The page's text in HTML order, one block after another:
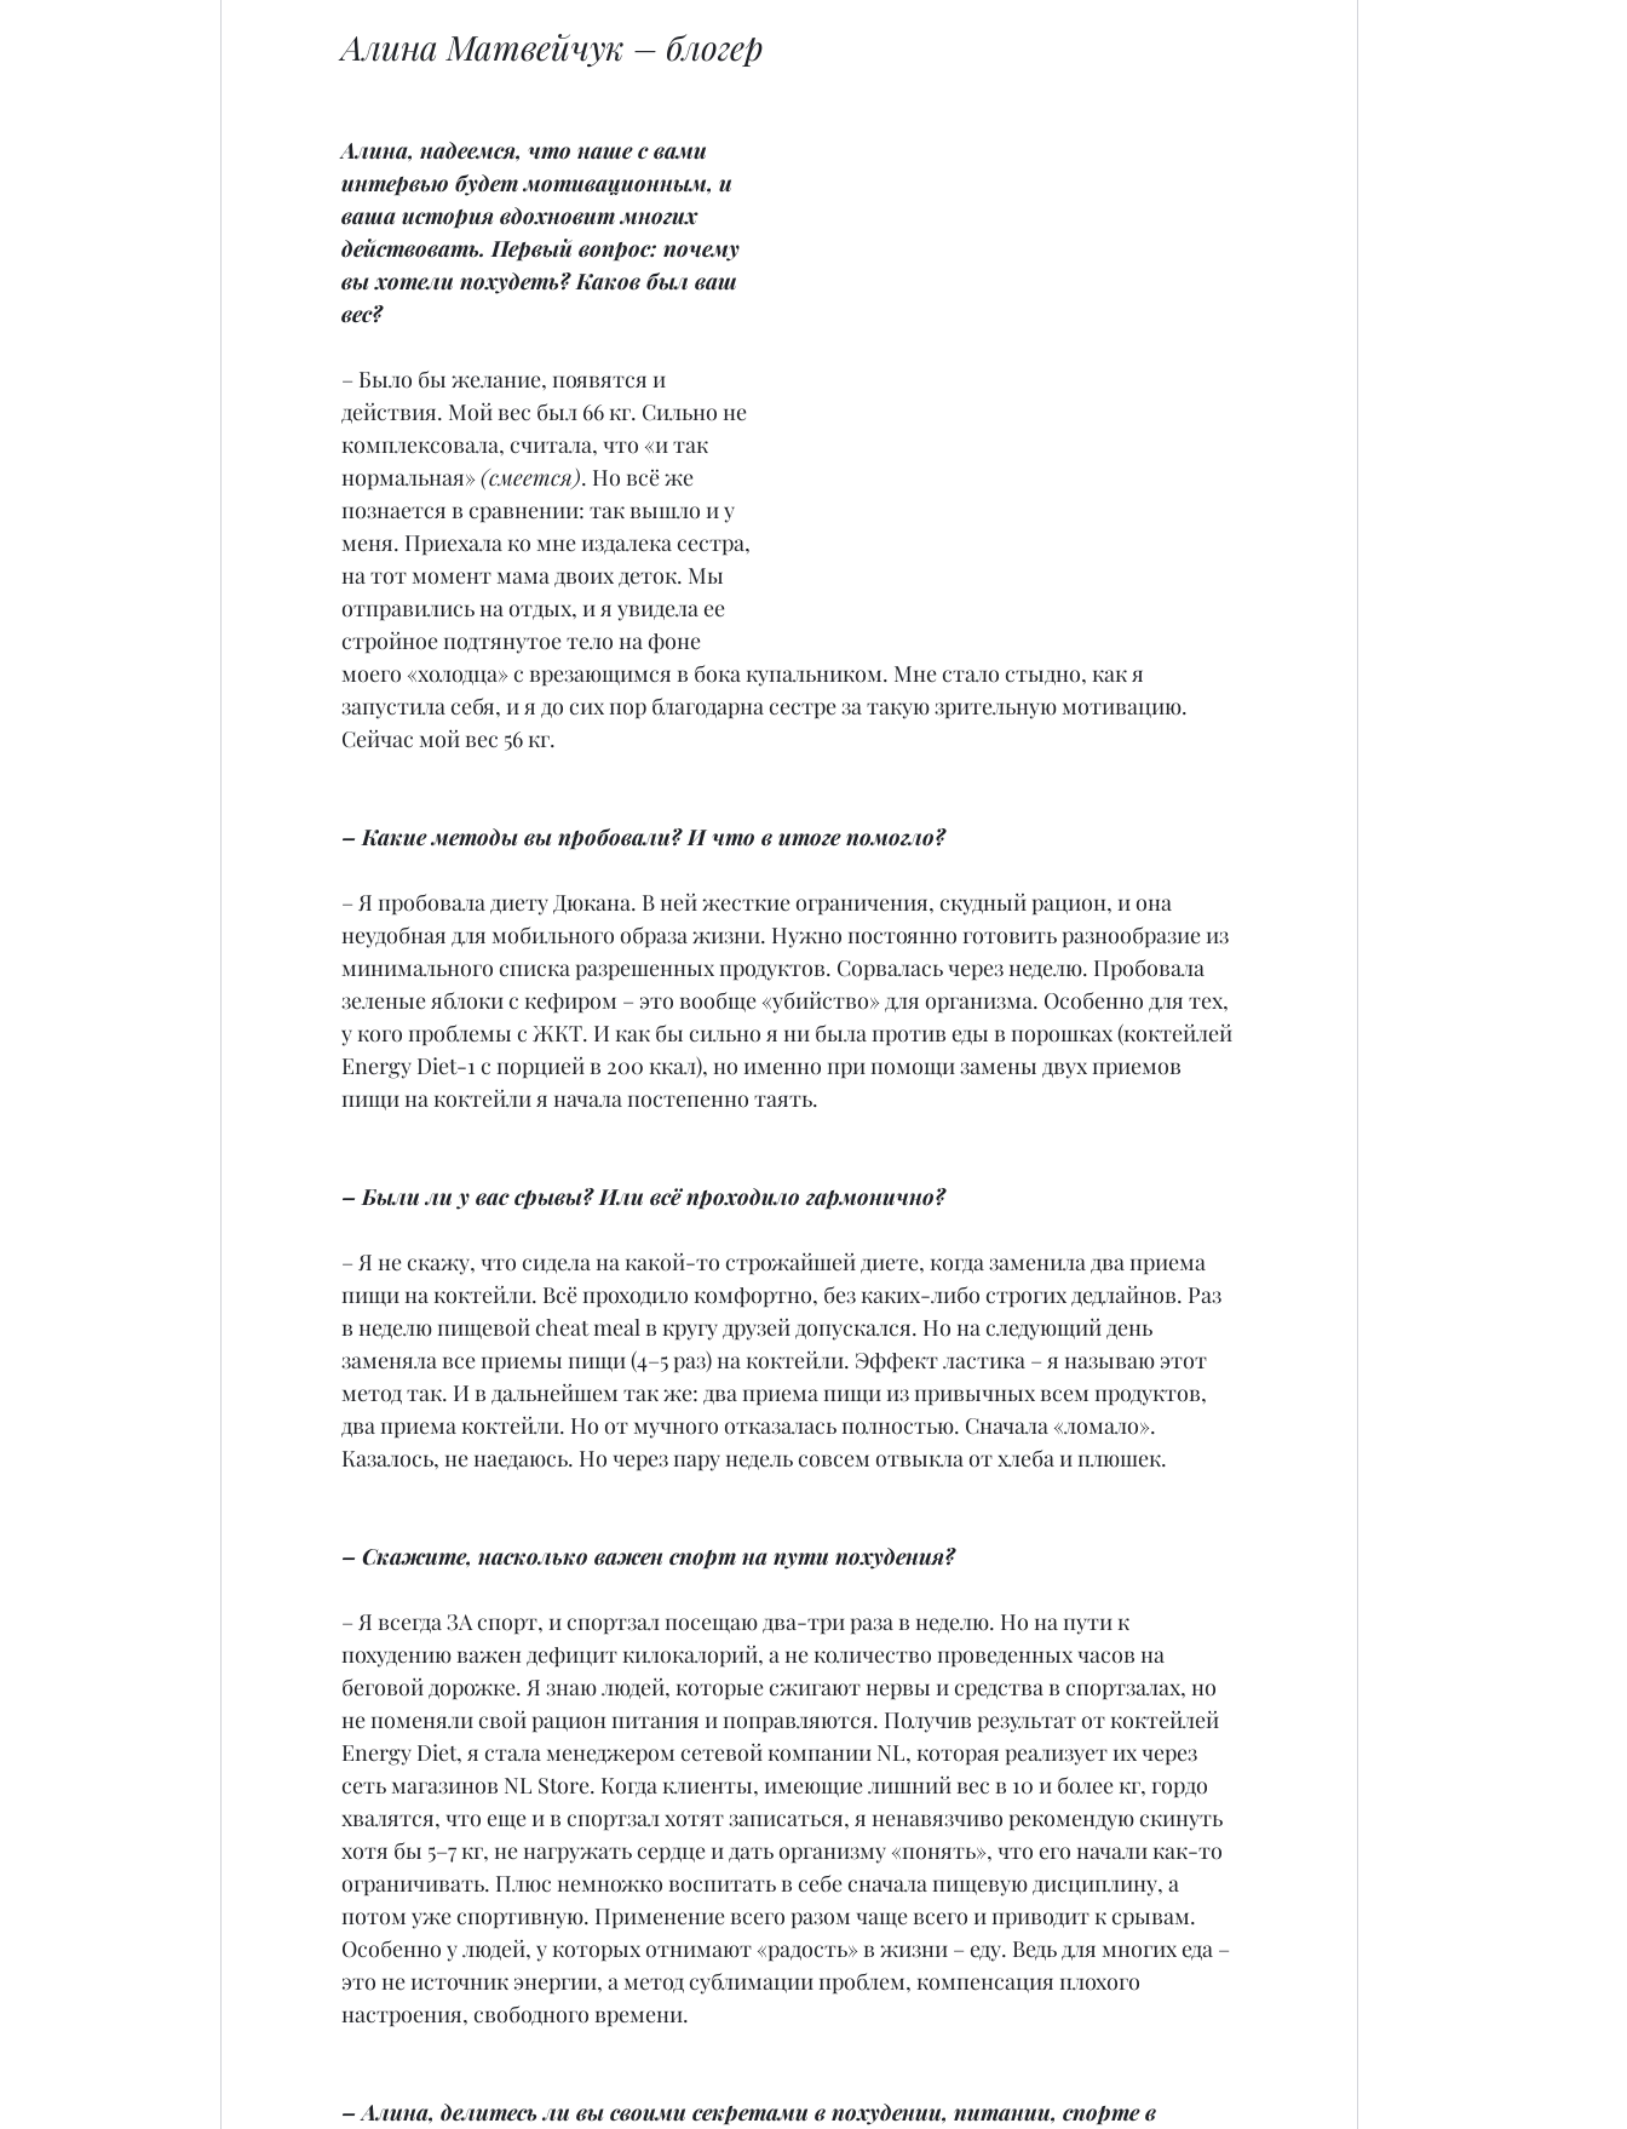
Алина Матвейчук – блогер
Алина, надеемся, что наше с вами
интервью будет мотивационным, и
ваша история вдохновит многих
действовать. Первый вопрос: почему
вы хотели похудеть? Каков был ваш
вес?
– Было бы желание, появятся и
действия. Мой вес был 66 кг. Сильно не
комплексовала, считала, что «и так
нормальная» (смеется). Но всё же
познается в сравнении: так вышло и у
меня. Приехала ко мне издалека сестра,
на тот момент мама двоих деток. Мы
отправились на отдых, и я увидела ее
стройное подтянутое тело на фоне
моего «холодца» с врезающимся в бока купальником. Мне стало стыдно, как я
запустила себя, и я до сих пор благодарна сестре за такую зрительную мотивацию.
Сейчас мой вес 56 кг.
– Какие методы вы пробовали? И что в итоге помогло?
– Я пробовала диету Дюкана. В ней жесткие ограничения, скудный рацион, и она
неудобная для мобильного образа жизни. Нужно постоянно готовить разнообразие из
минимального списка разрешенных продуктов. Сорвалась через неделю. Пробовала
зеленые яблоки с кефиром – это вообще «убийство» для организма. Особенно для тех,
у кого проблемы с ЖКТ. И как бы сильно я ни была против еды в порошках (коктейлей
Energy Diet-1 с порцией в 200 ккал), но именно при помощи замены двух приемов
пищи на коктейли я начала постепенно таять.
– Были ли у вас срывы? Или всё проходило гармонично?
– Я не скажу, что сидела на какой-то строжайшей диете, когда заменила два приема
пищи на коктейли. Всё проходило комфортно, без каких-либо строгих дедлайнов. Раз
в неделю пищевой cheat meal в кругу друзей допускался. Но на следующий день
заменяла все приемы пищи (4–5 раз) на коктейли. Эффект ластика – я называю этот
метод так. И в дальнейшем так же: два приема пищи из привычных всем продуктов,
два приема коктейли. Но от мучного отказалась полностью. Сначала «ломало».
Казалось, не наедаюсь. Но через пару недель совсем отвыкла от хлеба и плюшек.
– Скажите, насколько важен спорт на пути похудения?
– Я всегда ЗА спорт, и спортзал посещаю два-три раза в неделю. Но на пути к
похудению важен дефицит килокалорий, а не количество проведенных часов на
беговой дорожке. Я знаю людей, которые сжигают нервы и средства в спортзалах, но
не поменяли свой рацион питания и поправляются. Получив результат от коктейлей
Energy Diet, я стала менеджером сетевой компании NL, которая реализует их через
сеть магазинов NL Store. Когда клиенты, имеющие лишний вес в 10 и более кг, гордо
хвалятся, что еще и в спортзал хотят записаться, я ненавязчиво рекомендую скинуть
хотя бы 5–7 кг, не нагружать сердце и дать организму «понять», что его начали как-то
ограничивать. Плюс немножко воспитать в себе сначала пищевую дисциплину, а
потом уже спортивную. Применение всего разом чаще всего и приводит к срывам.
Особенно у людей, у которых отнимают «радость» в жизни – еду. Ведь для многих еда –
это не источник энергии, а метод сублимации проблем, компенсация плохого
настроения, свободного времени.
– Алина, делитесь ли вы своими секретами в похудении, питании, спорте в